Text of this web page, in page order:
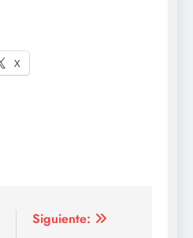
X
Siguiente: